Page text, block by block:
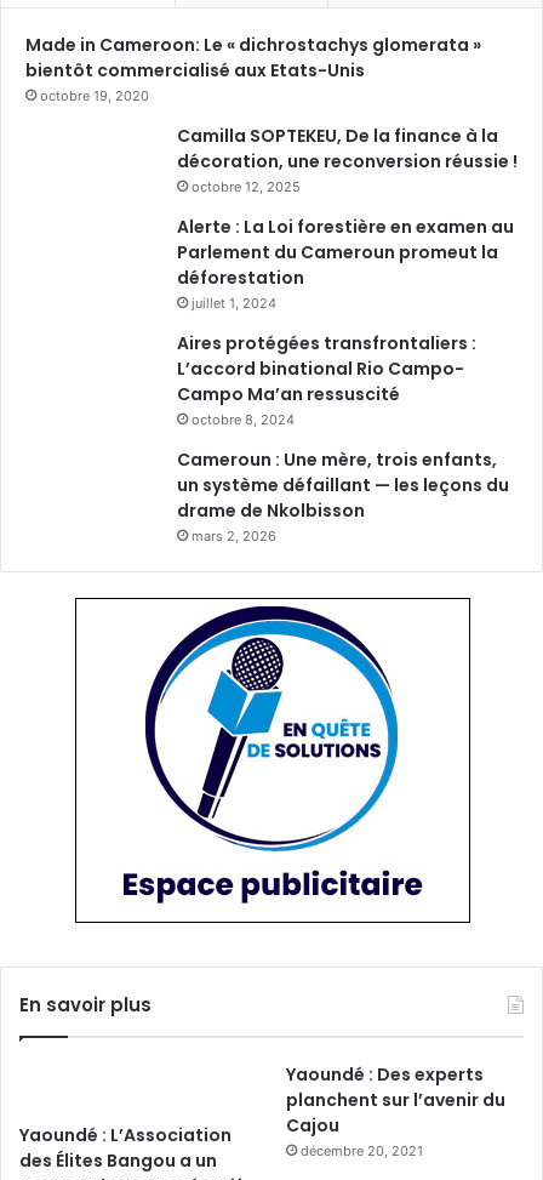
Made in Cameroon: Le « dichrostachys glomerata »
bientôt commercialisé aux Etats-Unis
octobre 19, 2020
Camilla SOPTEKEU, De la finance à la
décoration, une reconversion réussie !
octobre 12, 2025
Alerte : La Loi forestière en examen au
Parlement du Cameroun promeut la
déforestation
juillet 1, 2024
Aires protégées transfrontaliers :
L’accord binational Rio Campo-
Campo Ma’an ressuscité
octobre 8, 2024
Cameroun : Une mère, trois enfants,
un système défaillant — les leçons du
drame de Nkolbisson
mars 2, 2026
En savoir plus
Yaoundé : L’Association
des Élites Bangou a un
Yaoundé : Des experts
planchent sur l’avenir du
Cajou
décembre 20, 2021